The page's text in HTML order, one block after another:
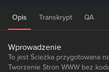
Opis Transkrypt QA
Wprowadzenie
To jest Ścieżka przygotowana
Tworzenie Stron WWW bez